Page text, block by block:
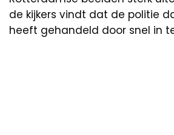
de kijkers vindt dat de politie
heeft gehandeld door snel in